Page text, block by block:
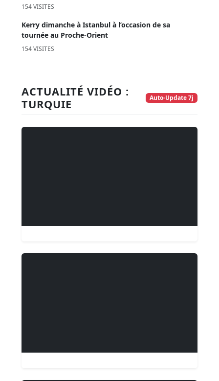
154 VISITES
Kerry dimanche à Istanbul à l’occasion de sa
tournée au Proche-Orient
154 VISITES
ACTUALITÉ VIDÉO :
TURQUIE
Auto-Update 7j